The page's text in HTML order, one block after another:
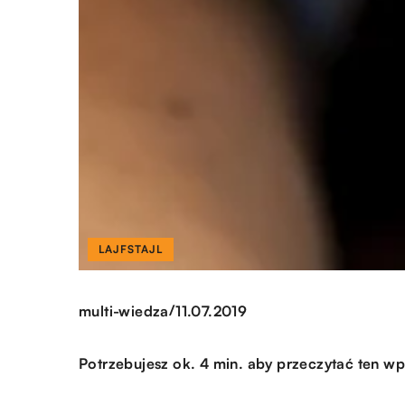
LAJFSTAJL
multi-wiedza/11.07.2019
Potrzebujesz ok. 4 min. aby przeczytać ten